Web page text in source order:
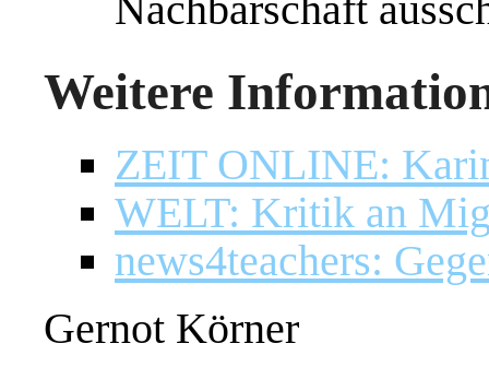
Weitere
ZEIT ONLINE:
WELT: Kritik an
news4teachers:
Gernot Körner